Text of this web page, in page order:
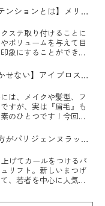
ールがついたまつ毛は
り、目力をアッ […]
ンションとは】メリッ
材やおすすめデザイ
ステ取り付けることに
ボリュームを与えて目
象にすることができる
ザインが何なのかわか
も多いのでは […]
せない】アイブロスタ
徹底解説！
は、メイクや髪型、フ
すが、実は『眉毛』も
のひとつです！今回
眉毛』を整える『アイ
グ』についてご説 […]
がパリジェンヌラッシ
のポイント
げてカールをつけるパ
リフト。新しいまつげ
、若者を中心に人気が
るということから人気